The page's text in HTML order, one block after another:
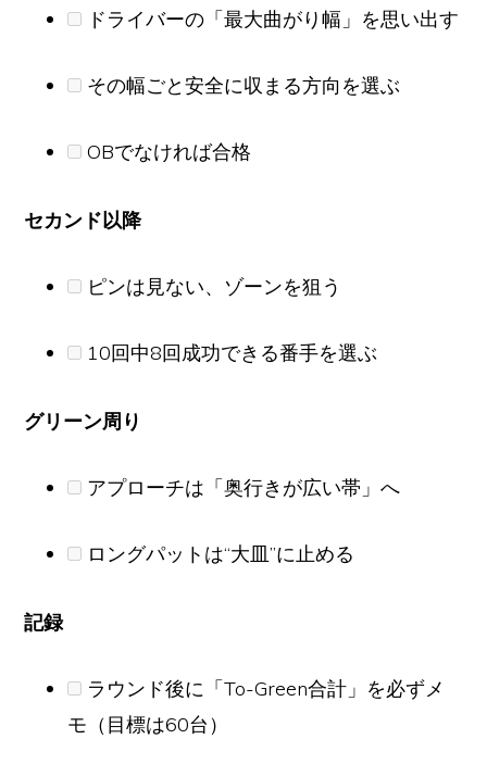
ドライバーの「最大曲がり幅」を思い出す
その幅ごと安全に収まる方向を選ぶ
OBでなければ合格
セカンド以降
ピンは見ない、ゾーンを狙う
10回中8回成功できる番手を選ぶ
グリーン周り
アプローチは「奥行きが広い帯」へ
ロングパットは“大皿”に止める
記録
ラウンド後に「To-Green合計」を必ずメ
モ（目標は60台）